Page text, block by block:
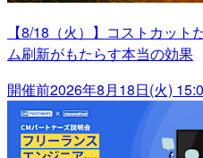
【8/18（火）】コストカッ
ム刷新がもたらす本当の効果
開催前2026年8月18日(火)